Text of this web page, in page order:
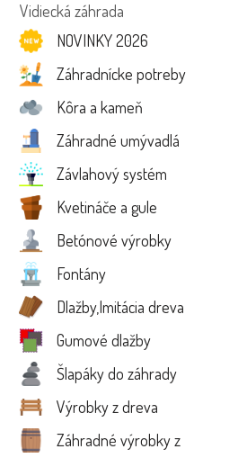
Vidiecká záhrada
NOVINKY 2026
Záhradnícke potreby
Kôra a kameň
Záhradné umývadlá
Závlahový systém
Kvetináče a gule
Betónové výrobky
Fontány
Dlažby,Imitácia dreva
Gumové dlažby
Šlapáky do záhrady
Výrobky z dreva
Záhradné výrobky z